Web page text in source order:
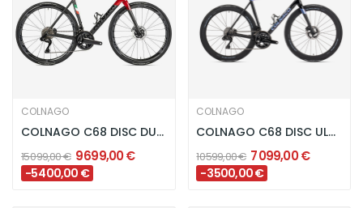
COLNAGO
COLNAGO C68 DISC DURACE DI2 12V - NOIR / ROUGE
15 099,00 € 9 699,00 €
-5 400,00 €
COLNAGO
COLNAGO C68 DISC ULTEGRA DI2 R8170 12V HRAU -...
10 599,00 € 7 099,00 €
-3 500,00 €